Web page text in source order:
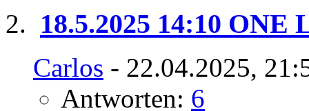
18.5.2025 14:10 ONE
Carlos - 22.04.2025,
Antworten: 6